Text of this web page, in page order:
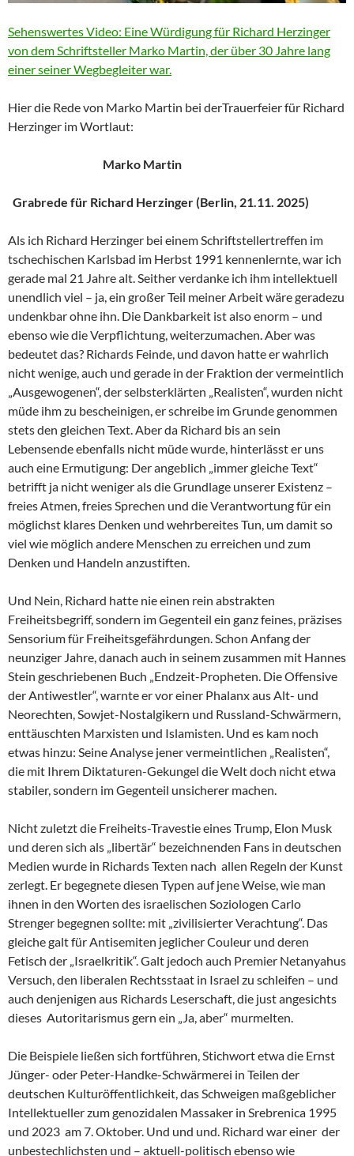
Sehenswertes Video: Eine Würdigung für Richard Herzinger
von dem Schriftsteller Marko Martin, der über 30 Jahre lang
einer seiner Wegbegleiter war.
Hier die Rede von Marko Martin bei derTrauerfeier für Richard
Herzinger im Wortlaut:
Marko Martin
Grabrede für Richard Herzinger (Berlin, 21.11. 2025)
Als ich Richard Herzinger bei einem Schriftstellertreffen im
tschechischen Karlsbad im Herbst 1991 kennenlernte, war ich
gerade mal 21 Jahre alt. Seither verdanke ich ihm intellektuell
unendlich viel – ja, ein großer Teil meiner Arbeit wäre geradezu
undenkbar ohne ihn. Die Dankbarkeit ist also enorm – und
ebenso wie die Verpflichtung, weiterzumachen. Aber was
bedeutet das? Richards Feinde, und davon hatte er wahrlich
nicht wenige, auch und gerade in der Fraktion der vermeintlich
„Ausgewogenen“, der selbsterklärten „Realisten“, wurden nicht
müde ihm zu bescheinigen, er schreibe im Grunde genommen
stets den gleichen Text. Aber da Richard bis an sein
Lebensende ebenfalls nicht müde wurde, hinterlässt er uns
auch eine Ermutigung: Der angeblich „immer gleiche Text“
betrifft ja nicht weniger als die Grundlage unserer Existenz –
freies Atmen, freies Sprechen und die Verantwortung für ein
möglichst klares Denken und wehrbereites Tun, um damit so
viel wie möglich andere Menschen zu erreichen und zum
Denken und Handeln anzustiften.
Und Nein, Richard hatte nie einen rein abstrakten
Freiheitsbegriff, sondern im Gegenteil ein ganz feines, präzises
Sensorium für Freiheitsgefährdungen. Schon Anfang der
neunziger Jahre, danach auch in seinem zusammen mit Hannes
Stein geschriebenen Buch „Endzeit-Propheten. Die Offensive
der Antiwestler“, warnte er vor einer Phalanx aus Alt- und
Neorechten, Sowjet-Nostalgikern und Russland-Schwärmern,
enttäuschten Marxisten und Islamisten. Und es kam noch
etwas hinzu: Seine Analyse jener vermeintlichen „Realisten“,
die mit Ihrem Diktaturen-Gekungel die Welt doch nicht etwa
stabiler, sondern im Gegenteil unsicherer machen.
Nicht zuletzt die Freiheits-Travestie eines Trump, Elon Musk
und deren sich als „libertär“ bezeichnenden Fans in deutschen
Medien wurde in Richards Texten nach allen Regeln der Kunst
zerlegt. Er begegnete diesen Typen auf jene Weise, wie man
ihnen in den Worten des israelischen Soziologen Carlo
Strenger begegnen sollte: mit „zivilisierter Verachtung“. Das
gleiche galt für Antisemiten jeglicher Couleur und deren
Fetisch der „Israelkritik“. Galt jedoch auch Premier Netanyahus
Versuch, den liberalen Rechtsstaat in Israel zu schleifen – und
auch denjenigen aus Richards Leserschaft, die just angesichts
dieses Autoritarismus gern ein „Ja, aber“ murmelten.
Die Beispiele ließen sich fortführen, Stichwort etwa die Ernst
Jünger- oder Peter-Handke-Schwärmerei in Teilen der
deutschen Kulturöffentlichkeit, das Schweigen maßgeblicher
Intellektueller zum genozidalen Massaker in Srebrenica 1995
und 2023 am 7. Oktober. Und und und. Richard war einer der
unbestechlichsten und – aktuell-politisch ebenso wie